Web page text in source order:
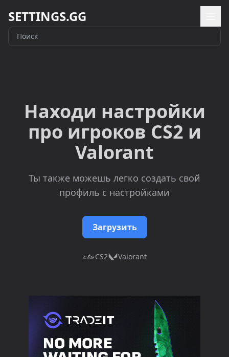
SETTINGS.GG
Находи настройки
про игроков CS2 и
Valorant
Ты также можешь легко создать свой
профиль с настройками
Загрузить
CS2 Valorant